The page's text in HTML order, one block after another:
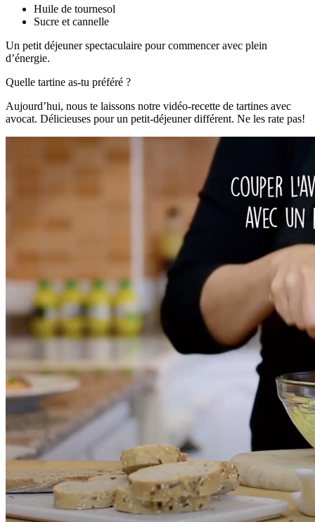
Huile de tournesol
Sucre et cannelle
Un petit déjeuner spectaculaire pour commencer avec plein
d’énergie.
Quelle tartine as-tu préféré ?
Aujourd’hui, nous te laissons notre vidéo-recette de tartines avec
avocat. Délicieuses pour un petit-déjeuner différent. Ne les rate pas!